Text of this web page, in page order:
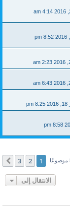
1
2
3 التالي
الانتقال إلى